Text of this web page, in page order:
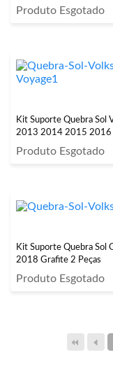
Produto Esgotado
Kit Suporte Quebra Sol
2013 2014 2015 2016
Produto Esgotado
Kit Suporte Quebra Sol
2018 Grafite 2 Peças
Produto Esgotado